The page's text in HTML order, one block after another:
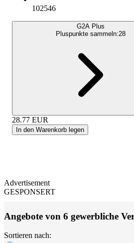
102546
G2A Plus
Pluspunkte sammeln:28
28.77 EUR
In den Warenkorb legen
Advertisement
GESPONSERT
Angebote von 6 gewerbliche
Sortieren nach: